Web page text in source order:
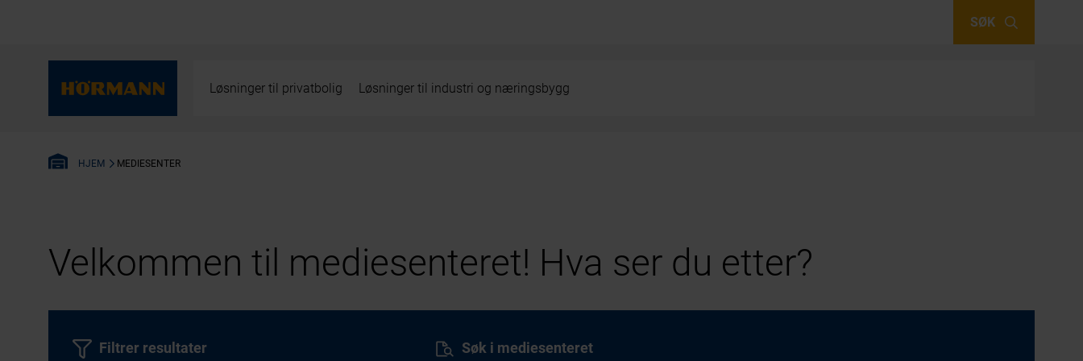
SØK
Løsninger til privatbolig Løsninger til industri og næringsbygg
HJEM MEDIESENTER
Velkommen til mediesenteret! Hva ser du etter?
Søk i mediesenteret
Filtrer resultater